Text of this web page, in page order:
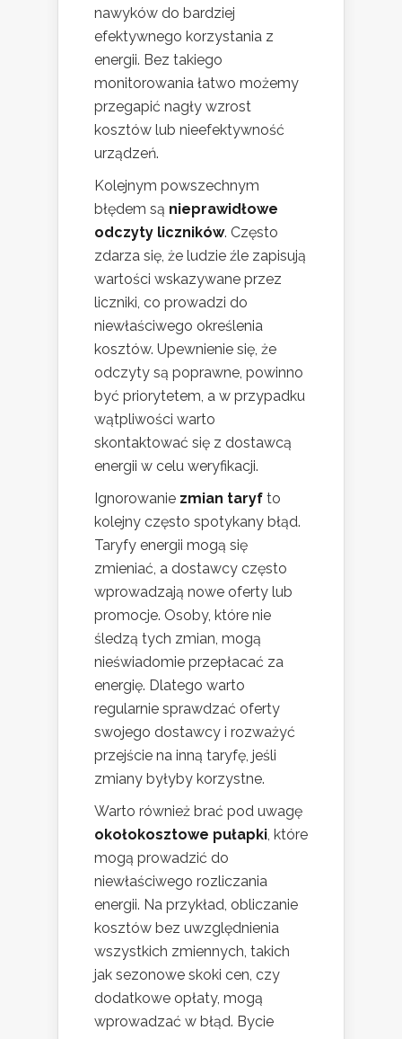
nawyków do bardziej
efektywnego korzystania z
energii. Bez takiego
monitorowania łatwo możemy
przegapić nagły wzrost
kosztów lub nieefektywność
urządzeń.
Kolejnym powszechnym
błędem są nieprawidłowe
odczyty liczników. Często
zdarza się, że ludzie źle zapisują
wartości wskazywane przez
liczniki, co prowadzi do
niewłaściwego określenia
kosztów. Upewnienie się, że
odczyty są poprawne, powinno
być priorytetem, a w przypadku
wątpliwości warto
skontaktować się z dostawcą
energii w celu weryfikacji.
Ignorowanie zmian taryf to
kolejny często spotykany błąd.
Taryfy energii mogą się
zmieniać, a dostawcy często
wprowadzają nowe oferty lub
promocje. Osoby, które nie
śledzą tych zmian, mogą
nieświadomie przepłacać za
energię. Dlatego warto
regularnie sprawdzać oferty
swojego dostawcy i rozważyć
przejście na inną taryfę, jeśli
zmiany byłyby korzystne.
Warto również brać pod uwagę
okołokosztowe pułapki, które
mogą prowadzić do
niewłaściwego rozliczania
energii. Na przykład, obliczanie
kosztów bez uwzględnienia
wszystkich zmiennych, takich
jak sezonowe skoki cen, czy
dodatkowe opłaty, mogą
wprowadzać w błąd. Bycie